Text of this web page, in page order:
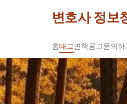
변호사 정보
홈태그면책공고문의하